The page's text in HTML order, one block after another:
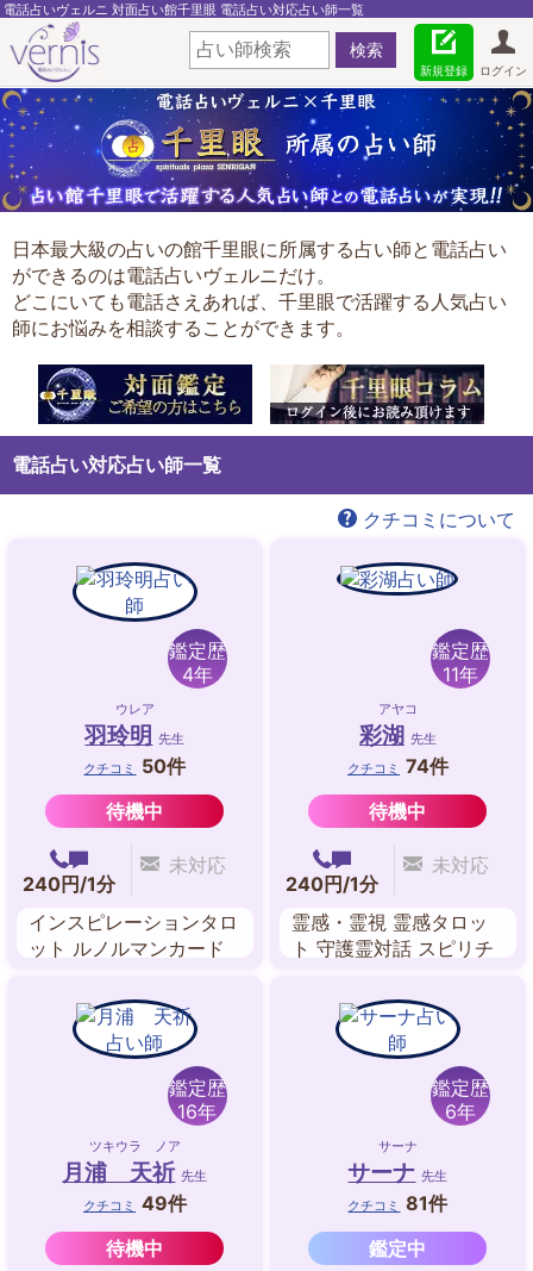
電話占いヴェルニ 対面占い館千里眼 電話占い対応占い師一覧
ログイン
新規登録
日本最大級の占いの館千里眼に所属する占い師と電話占い
ができるのは電話占いヴェルニだけ。
どこにいても電話さえあれば、千里眼で活躍する人気占い
師にお悩みを相談することができます。
電話占い対応占い師一覧
クチコミについて
鑑定歴
4年
ウレア
羽玲明 先生
クチコミ
50件
待機中
240円/1分
未対応
インスピレーションタロ
ット ルノルマンカード
鑑定歴
11年
アヤコ
彩湖 先生
クチコミ 74件
待機中
240円/1分
未対応
霊感・霊視 霊感タロッ
ト 守護霊対話 スピリチ
動修正 ツインレイリー
ディング
鑑定歴
16年
ツキウラ ノア
月浦 天祈 先生
クチコミ 49件
待機中
鑑定歴
6年
サーナ
サーナ 先生
クチコミ
81件
鑑定中